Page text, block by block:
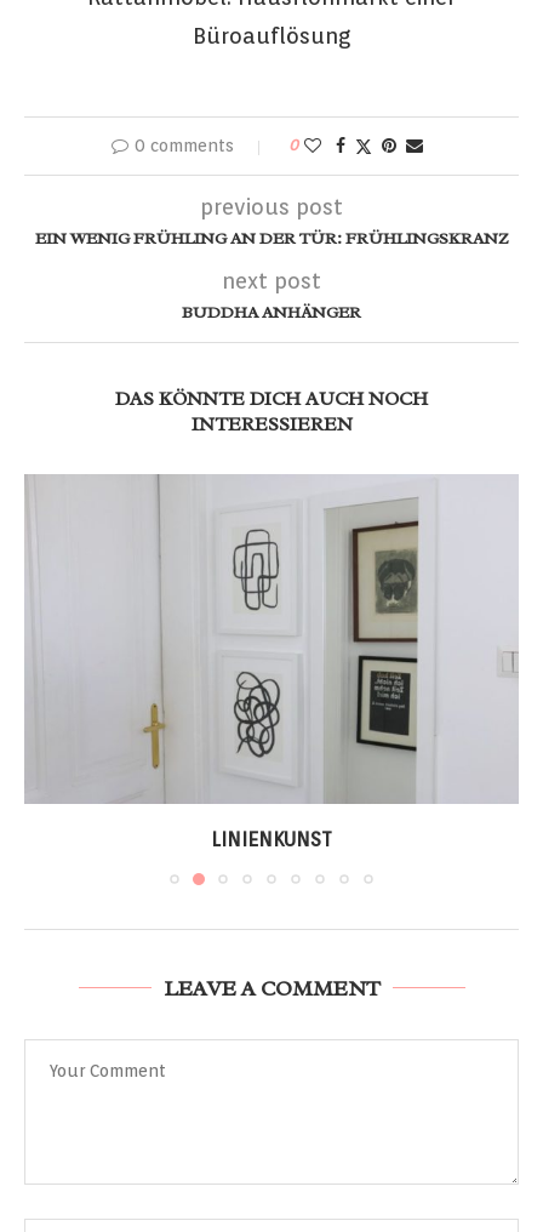
Büroauflösung
0 comments 0
previous post
EIN WENIG FRÜHLING AN DER TÜR: FRÜHLINGSKRANZ
next post
BUDDHA ANHÄNGER
DAS KÖNNTE DICH AUCH NOCH
INTERESSIEREN
LINIENKUNST
LEAVE A COMMENT